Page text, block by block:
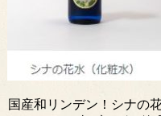
国産和リンデン！シナの